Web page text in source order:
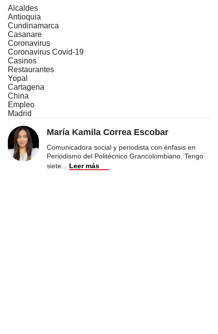
Alcaldes
Antioquia
Cundinamarca
Casanare
Coronavirus
Coronavirus Covid-19
Casinos
Restaurantes
Yopal
Cartagena
China
Empleo
Madrid
María Kamila Correa Escobar
Comunicadora social y periodista con énfasis en
Periodismo del Politécnico Grancolombiano. Tengo
siete
Leer más